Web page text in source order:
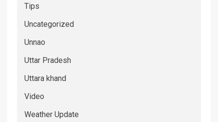
Tips
Uncategorized
Unnao
Uttar Pradesh
Uttara khand
Video
Weather Update